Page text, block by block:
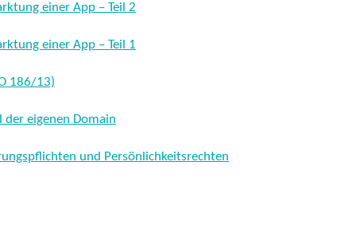
einer App – Teil 2
einer App – Teil 1
186/13)
eigenen Domain
und Persönlichkeitsrechten